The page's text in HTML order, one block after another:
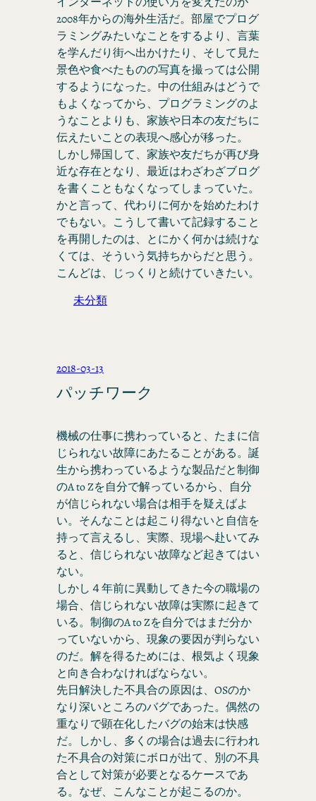
2008年からの海外生活だ。部屋でプログ
ラミングみたいなことをするより、言葉
を学んだり街へ出かけたり、そして見た
景色や食べたものの写真を撮っては公開
するようになった。中の仕組みはどうで
もよくなってから、プログラミングのよ
うなことよりも、家族や日本の友だちに
伝えたいことの表現へ感心が移った。
しかし帰国して、家族や友だちが再び身
近な存在となり、最近はわざわざブログ
を書くこともなくなってしまっていた。
かと言って、代わりに何かを始めたわけ
でもない。こうして書いて記録すること
を再開したのは、とにかく何かは続けな
くては、そういう気持ちからだと思う。
こんどは、じっくりと続けていきたい。
未分類
2018-03-13
パッチワーク
機械の仕事に携わっていると、たまに信
じられない故障にあたることがある。誕
生から携わっているような製品だと制御
のA to Zを自分で解っているから、自分
が信じられない場合は相手を疑えばよ
い。そんなことは起こり得ないと自信を
持って言えるし、実際、現場へ赴いてみ
ると、信じられない故障など起きてはい
ない。
しかし４年前に異動してきた今の職場の
場合、信じられない故障は実際に起きて
いる。制御のA to Zを自分ではまだ分か
っていないから、現象の要因が判らない
のだ。解を得るためには、根気よく現象
と向き合わなければならない。
先日解決した不具合の原因は、OSのか
なり深いところのバグであった。偶然の
重なりで顕在化したバグの始末は快感
だ。しかし、多くの場合は過去に行われ
た不具合の対策にボロが出て、別の不具
合として対策が必要となるケースであ
る。なぜ、こんなことが起こるのか。